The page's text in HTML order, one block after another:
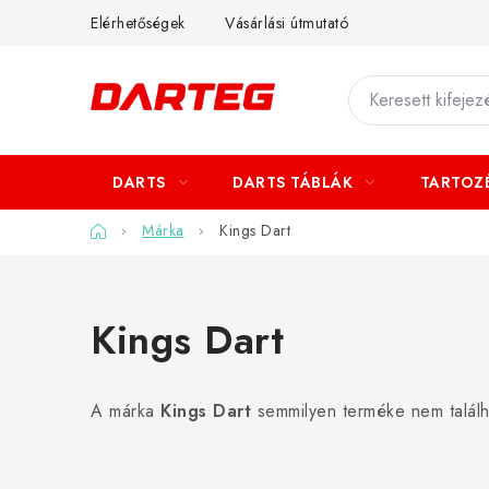
Elérhetőségek Vásárlási útmutató
DARTS DARTS TÁBLÁK
Kezdőlap
Márka Kings Dart
Kings Dart
A márka Kings Dart semmilyen terméke nem